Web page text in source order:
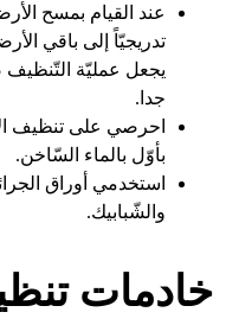
عند القيام بمسح
تدريجيّاً إلى باقي
يجعل عمليّة
جدا.
احرصي على تنظيف
بأوّل بالماء السّاخن.
استخدمي أوراق
والشّبابيك.
خادمات